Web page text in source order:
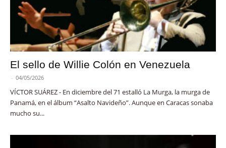
El sello de Willie Colón en Venezuela
- 04/05/2026
VÍCTOR SUÁREZ - En diciembre del 71 estalló La Murga, la murga de
Panamá, en el álbum “Asalto Navideño”. Aunque en Caracas sonaba
mucho su...